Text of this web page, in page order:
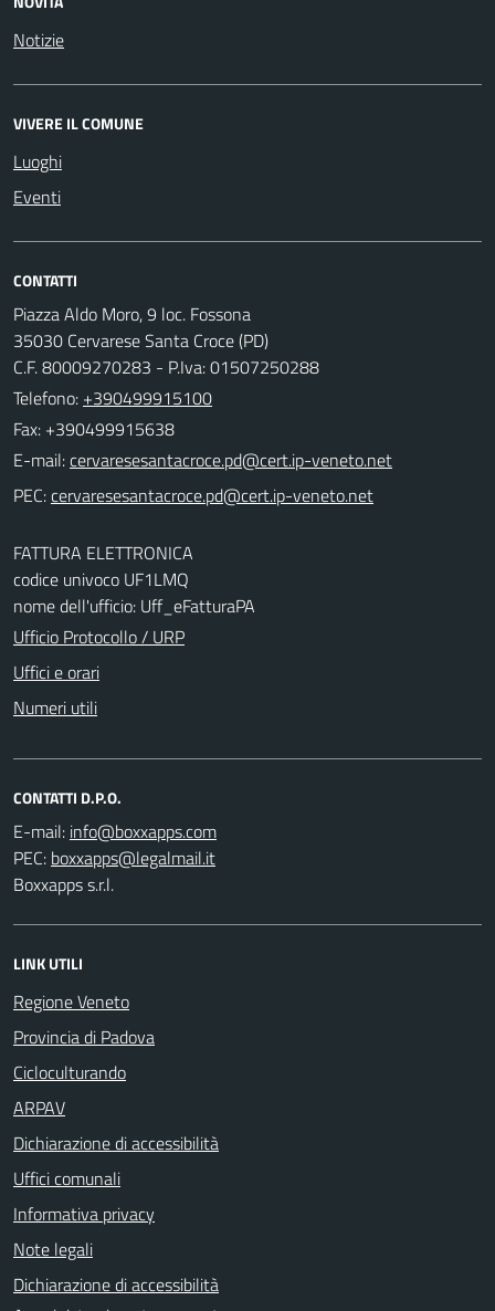
Notizie
VIVERE IL COMUNE
Luoghi
Eventi
CONTATTI
Piazza Aldo Moro, 9 loc. Fossona
35030 Cervarese Santa Croce (PD)
C.F. 80009270283 - P.Iva: 01507250288
Telefono: +390499915100
Fax: +390499915638
E-mail:
PEC:
FATTURA ELETTRONICA
codice univoco UF1LMQ
nome dell'ufficio: Uff_eFatturaPA
Ufficio Protocollo / URP
Uffici e orari
Numeri utili
CONTATTI D.P.O.
E-mail:
PEC:
Boxxapps s.r.l.
LINK UTILI
Regione Veneto
Provincia di Padova
Cicloculturando
ARPAV
Dichiarazione di accessibilità
Uffici comunali
Informativa privacy
Note legali
Dichiarazione di accessibilità